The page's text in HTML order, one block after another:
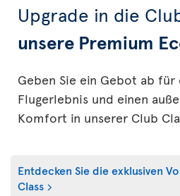
Upgrade in die
unsere Premium
Geben Sie ein Gebot ab für
Flugerlebnis und einen
Komfort in unserer Club
Entdecken Sie die exklusiven
Class